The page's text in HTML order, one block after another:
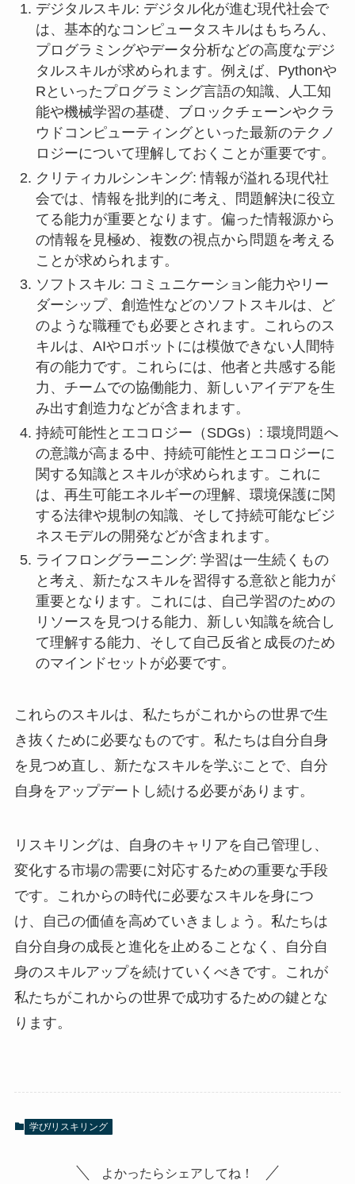
デジタルスキル: デジタル化が進む現代社会で
は、基本的なコンピュータスキルはもちろん、
プログラミングやデータ分析などの高度なデジ
タルスキルが求められます。例えば、Pythonや
Rといったプログラミング言語の知識、人工知
能や機械学習の基礎、ブロックチェーンやクラ
ウドコンピューティングといった最新のテクノ
ロジーについて理解しておくことが重要です。
クリティカルシンキング: 情報が溢れる現代社
会では、情報を批判的に考え、問題解決に役立
てる能力が重要となります。偏った情報源から
の情報を見極め、複数の視点から問題を考える
ことが求められます。
ソフトスキル: コミュニケーション能力やリー
ダーシップ、創造性などのソフトスキルは、ど
のような職種でも必要とされます。これらのス
キルは、AIやロボットには模倣できない人間特
有の能力です。これらには、他者と共感する能
力、チームでの協働能力、新しいアイデアを生
み出す創造力などが含まれます。
持続可能性とエコロジー（SDGs）: 環境問題へ
の意識が高まる中、持続可能性とエコロジーに
関する知識とスキルが求められます。これに
は、再生可能エネルギーの理解、環境保護に関
する法律や規制の知識、そして持続可能なビジ
ネスモデルの開発などが含まれます。
ライフロングラーニング: 学習は一生続くもの
と考え、新たなスキルを習得する意欲と能力が
重要となります。これには、自己学習のための
リソースを見つける能力、新しい知識を統合し
て理解する能力、そして自己反省と成長のため
のマインドセットが必要です。
これらのスキルは、私たちがこれからの世界で生
き抜くために必要なものです。私たちは自分自身
を見つめ直し、新たなスキルを学ぶことで、自分
自身をアップデートし続ける必要があります。
リスキリングは、自身のキャリアを自己管理し、
変化する市場の需要に対応するための重要な手段
です。これからの時代に必要なスキルを身につ
け、自己の価値を高めていきましょう。私たちは
自分自身の成長と進化を止めることなく、自分自
身のスキルアップを続けていくべきです。これが
私たちがこれからの世界で成功するための鍵とな
ります。
学び/リスキリング
よかったらシェアしてね！